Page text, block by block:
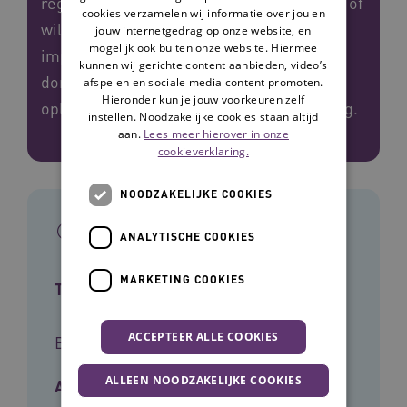
willen gaan - met het vinden en
implementeren van organisatie- en
domeinoverstijgende, innovatieve
oplossingen door regionale samenwerking.
In het kort
Type tool
Brochure
Auteur
cookies verzamelen wij informatie over jou en
jouw internetgedrag op onze website, en
mogelijk ook buiten onze website. Hiermee
kunnen wij gerichte content aanbieden, video’s
afspelen en sociale media content promoten.
Hieronder kun je jouw voorkeuren zelf
instellen. Noodzakelijke cookies staan altijd
aan. Lees meer hierover in onze
cookieverklaring.
NOODZAKELIJKE COOKIES
ANALYTISCHE COOKIES
MARKETING COOKIES
ACCEPTEER ALLE COOKIES
ALLEEN NOODZAKELIJKE COOKIES